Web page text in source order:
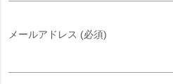
メールアドレス (必須)